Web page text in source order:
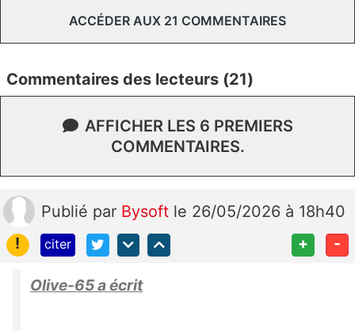
ACCÉDER AUX 21 COMMENTAIRES
Commentaires des lecteurs (21)
AFFICHER LES 6 PREMIERS
COMMENTAIRES.
Publié par Bysoft le 26/05/2026 à 18h40
!
citer + -
Olive-65 a écrit